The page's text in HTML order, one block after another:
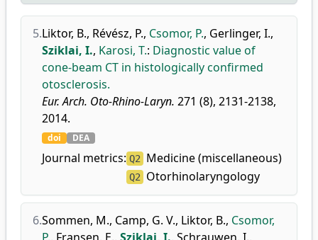
5.Liktor, B., Révész, P., Csomor, P., Gerlinger, I.,
Sziklai, I., Karosi, T.: Diagnostic value of
cone-beam CT in histologically confirmed
otosclerosis.
Eur. Arch. Oto-Rhino-Laryn. 271 (8), 2131-2138,
2014.
doi DEA
Journal metrics: Q2 Medicine (miscellaneous)
Q2 Otorhinolaryngology
6.Sommen, M., Camp, G. V., Liktor, B., Csomor,